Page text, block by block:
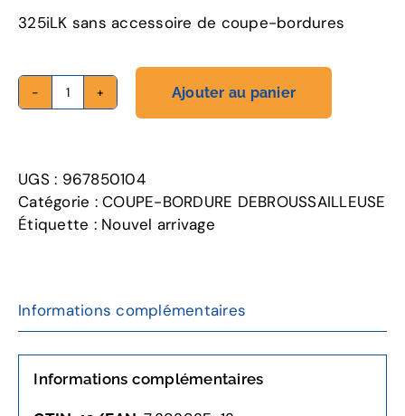
325iLK sans accessoire de coupe-bordures
quantité
325iLK
Bloc
moteur
combi
Ajouter au panier
UGS : 967850104
Catégorie :COUPE-BORDURE DEBROUSSAILLEUSE
Étiquette : Nouvel arrivage
Informations complémentaires
Informations complémentaires